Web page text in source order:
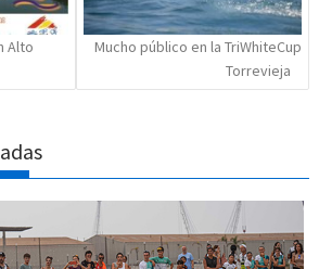
Alto
Mucho público en la TriWhiteCup
Torrevieja